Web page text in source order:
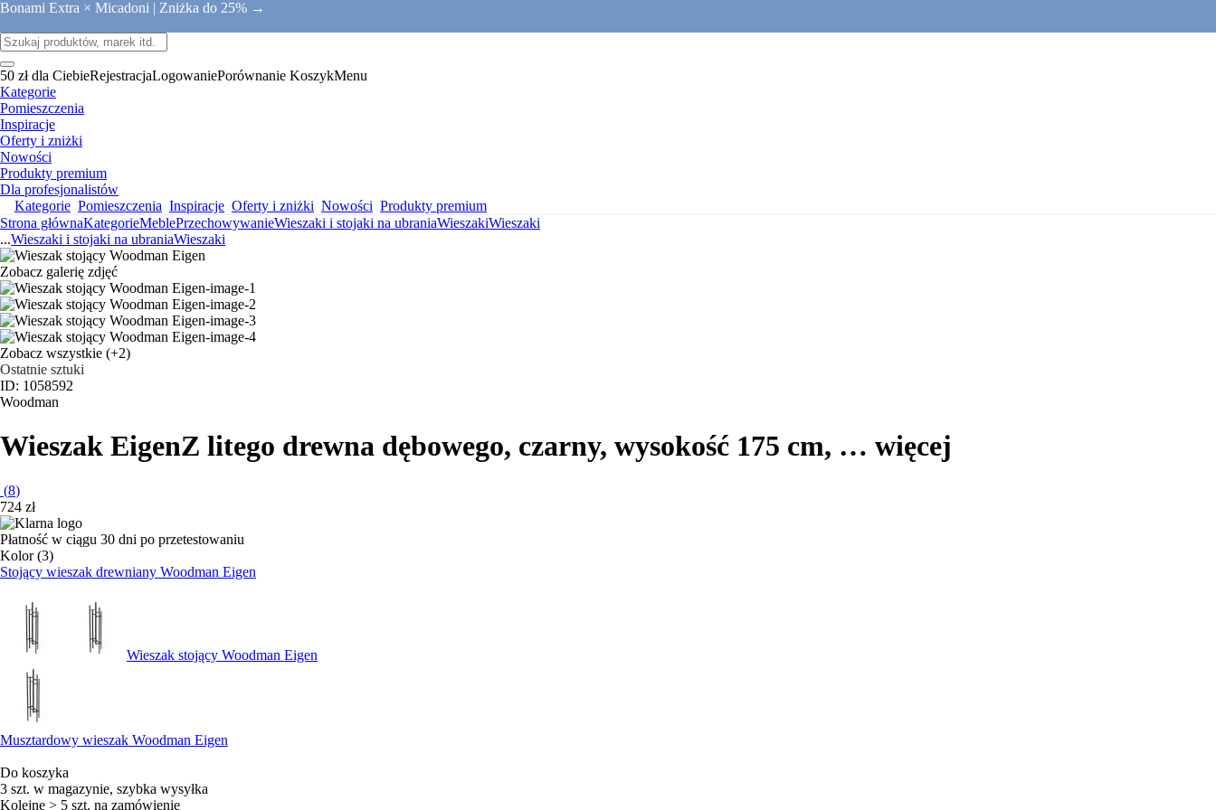
Bonami Extra × Micadoni | Zniżka do 25% →
50 zł dla CiebieRejestracjaLogowaniePorównanie KoszykMenu
Kategorie
Pomieszczenia
Inspiracje
Oferty i zniżki
Nowości
Produkty premium
Dla profesjonalistów
Kategorie Pomieszczenia Inspiracje Oferty i zniżki Nowości Produkty premium
Strona głównaKategorieMeblePrzechowywanieWieszaki i stojaki na ubraniaWieszakiWieszaki
...Wieszaki i stojaki na ubraniaWieszaki
Zobacz galerię zdjęć
Zobacz wszystkie (+2)
Ostatnie sztuki
ID: 1058592
Woodman
Wieszak EigenZ litego drewna dębowego, czarny, wysokość 175 cm, … więcej
(8)
724 zł
Płatność w ciągu 30 dni po przetestowaniu
Kolor (3)
Stojący wieszak drewniany Woodman Eigen
Wieszak stojący Woodman Eigen
Musztardowy wieszak Woodman Eigen
Do koszyka
3 szt. w magazynie, szybka wysyłka
Kolejne > 5 szt. na zamówienie